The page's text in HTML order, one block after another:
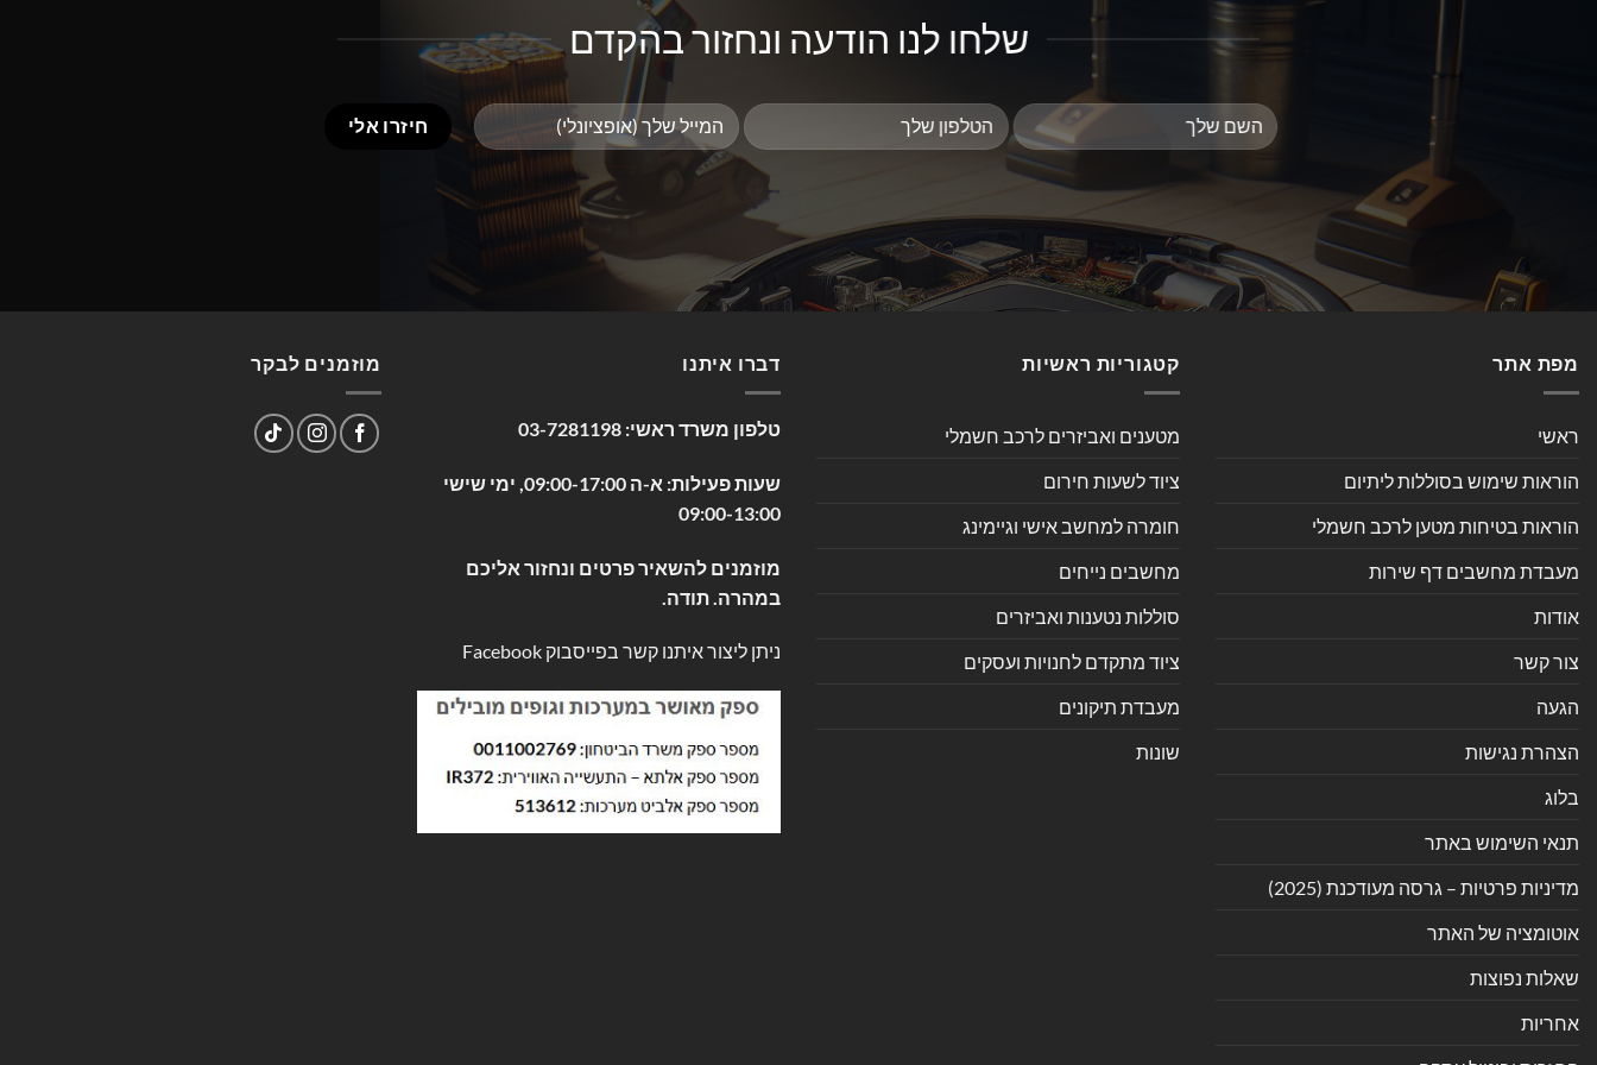
שלחו לנו הודעה ונחזור בהקדם
מפת אתר
ראשי
הוראות שימוש בסוללות ליתיום
הוראות בטיחות מטען לרכב חשמלי
מעבדת מחשבים דף שירות
אודות
צור קשר
הגעה
הצהרת נגישות
בלוג
תנאי השימוש באתר
מדיניות פרטיות – גרסה מעודכנת (2025)
אוטומציה של האתר
שאלות נפוצות
אחריות
קטגוריות ראשיות
מטענים ואביזרים לרכב חשמלי
ציוד לשעות חירום
חומרה למחשב אישי וגיימינג
מחשבים נייחים
סוללות נטענות ואביזרים
ציוד מתקדם לחנויות ועסקים
מעבדת תיקונים
שונות
דברו איתנו
טלפון משרד ראשי: 03-7281198
שעות פעילות: א-ה 09:00-17:00, ימי שישי
09:00-13:00
מוזמנים להשאיר פרטים ונחזור אליכם
במהרה. תודה.
ניתן ליצור איתנו קשר בפייסבוק Facebook
מוזמנים לבקר